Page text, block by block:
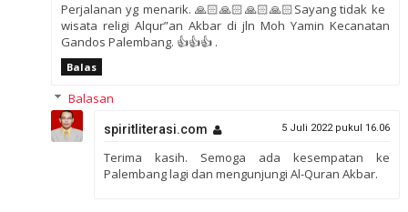
Perjalanan yg menarik. 🙏🏻🙏🏻🙏🏻🙏🏻Sayang tidak ke
wisata religi Alqur”an Akbar di jln Moh Yamin Kecanatan
Gandos Palembang. 👍👍👍 .
Balas
Balasan
spiritliterasi.com 5 Juli 2022 pukul 16.06
Terima kasih. Semoga ada kesempatan ke
Palembang lagi dan mengunjungi Al-Quran Akbar.